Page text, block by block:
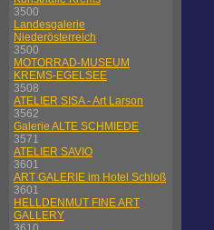
3500
Landesgalerie
Niederösterreich
3500
MOTORRAD-MUSEUM
KREMS-EGELSEE
3508
ATELIER SISA - Art Larson
3562
Galerie ALTE SCHMIEDE
3571
ATELIER SAVIO
3601
ART GALERIE im Hotel Schloß
3601
HELLDENMUT FINE ART
GALLERY